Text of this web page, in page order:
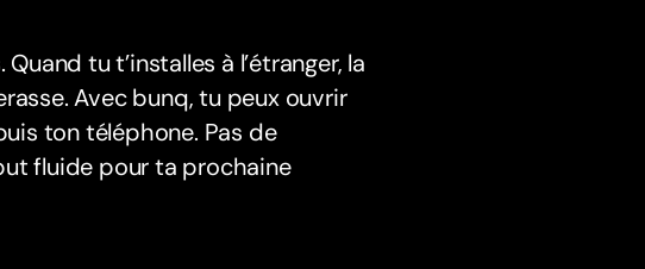
tu t’installes à l’étranger, la
Avec bunq, tu peux ouvrir
ton téléphone. Pas de
fluide pour ta prochaine